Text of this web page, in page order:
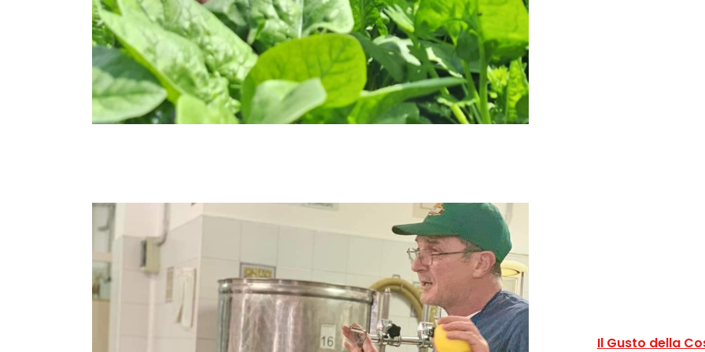
Il Gusto della